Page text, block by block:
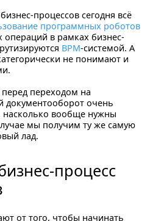
процессов сегодня всё
программных роботов
операций в рамках бизнес-
BPM-системой. А
не понимают и
перед переходом на
документооборот очень
насколько вообще нужны
мы получим ту же самую
лад.
процесс
от того, чтобы начинать